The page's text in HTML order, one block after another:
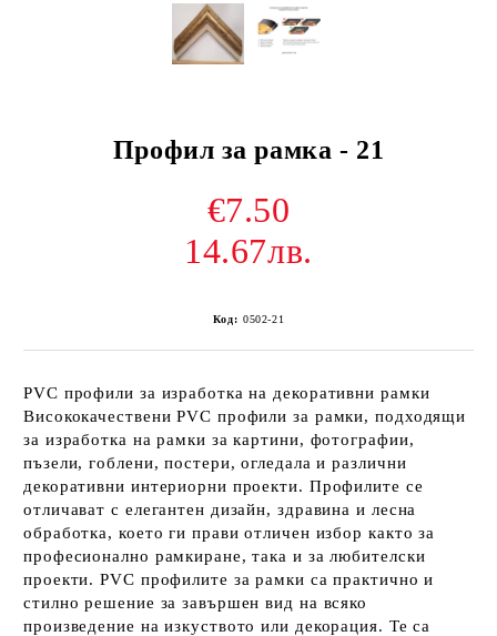
Профил за рамка - 21
€7.50
14.67лв.
Код: 0502-21
PVC профили за изработка на декоративни рамки
Висококачествени PVC профили за рамки, подходящи
за изработка на рамки за картини, фотографии,
пъзели, гоблени, постери, огледала и различни
декоративни интериорни проекти. Профилите се
отличават с елегантен дизайн, здравина и лесна
обработка, което ги прави отличен избор както за
професионално рамкиране, така и за любителски
проекти. PVC профилите за рамки са практично и
стилно решение за завършен вид на всяко
произведение на изкуството или декорация. Те са